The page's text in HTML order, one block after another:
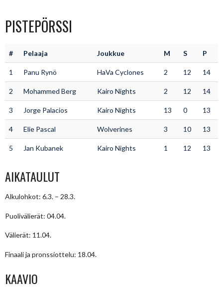
PISTEPÖRSSI
# Pelaaja Joukkue M S P
1 Panu Rynö HaVa Cyclones 2 12 14
2 Mohammed Berg Kairo Nights 2 12 14
3 Jorge Palacios Kairo Nights 13 0 13
4 Elie Pascal Wolverines 3 10 13
5 Jan Kubanek Kairo Nights 1 12 13
AIKATAULUT
Alkulohkot: 6.3. – 28.3.
Puolivälierät: 04.04.
Välierät: 11.04.
Finaali ja pronssiottelu: 18.04.
KAAVIO